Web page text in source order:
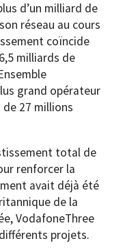
d’un milliard de
réseau au cours
coïncide
milliards de
grand opérateur
de 27 millions
total de
renforcer la
avait déjà été
de la
VodafoneThree
projets.